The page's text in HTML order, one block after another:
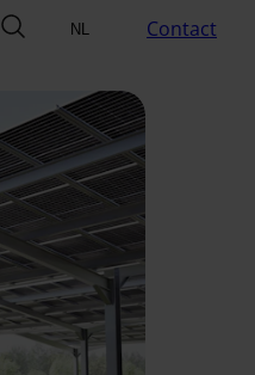
zoek NL Contact